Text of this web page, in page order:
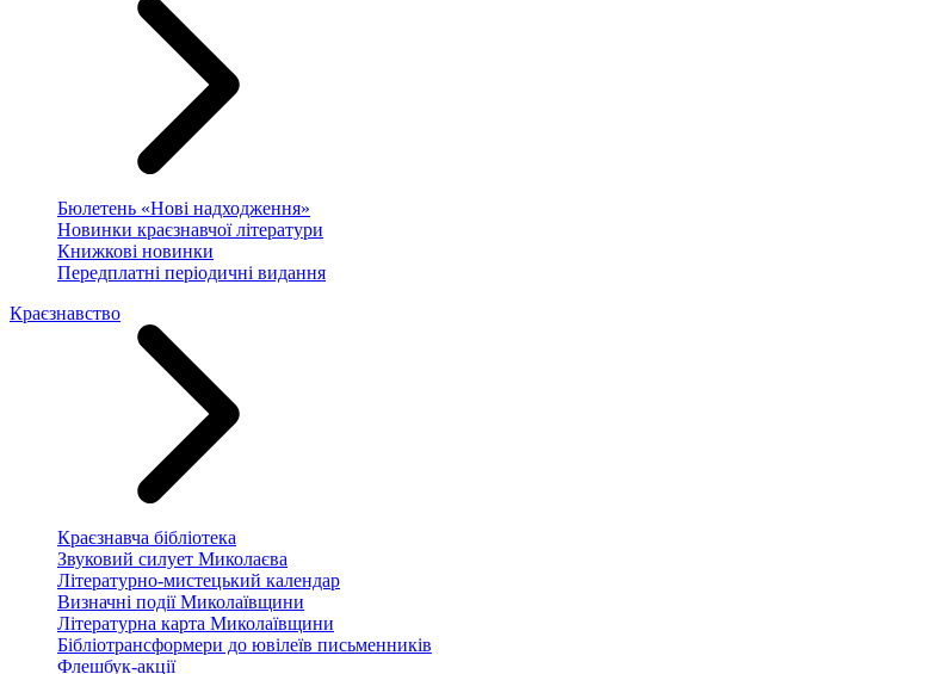
Бюлетень «Нові надходження»
Новинки краєзнавчої літератури
Книжкові новинки
Передплатні періодичні видання
Краєзнавство
Краєзнавча бібліотека
Звуковий силует Миколаєва
Літературно-мистецький календар
Визначні події Миколаївщини
Літературна карта Миколаївщини
Бібліотрансформери до ювілеїв письменників
Флешбук-акції